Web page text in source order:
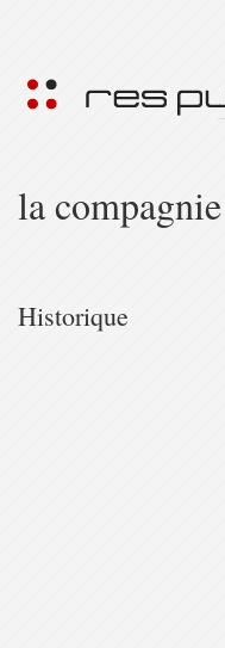
.
la compagnie
Historique